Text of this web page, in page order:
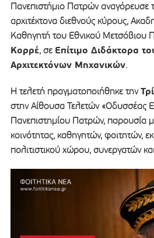
Πανεπιστήμιο Πατρών αναγόρευσε
αρχιτέκτονα διεθνούς κύρους,
Καθηγητή του Εθνικού Μετσόβιου
Κορρέ, σε Επίτιμο Διδάκτορα
Αρχιτεκτόνων Μηχανικών.
Η τελετή πραγματοποιήθηκε την
στην Αίθουσα Τελετών «Οδυσσέας
Πανεπιστημίου Πατρών, παρουσία
κοινότητας, καθηγητών, φοιτητών,
πολιτιστικού χώρου, συνεργατών